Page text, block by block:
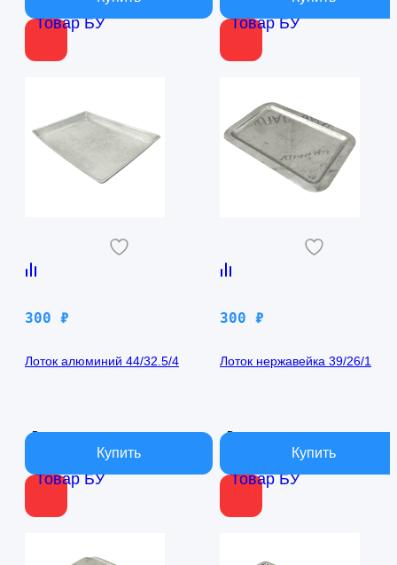
Товар БУ Товар БУ
Товар БУ
300 ₽
Лоток алюминий 44/32.5/4
В наличии
Товар БУ
300 ₽
Лоток нержавейка 39/26/1
В наличии